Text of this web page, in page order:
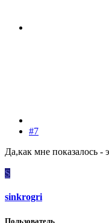
#7
Да,как мне показалось -
S
sinkrogri
Пользователь